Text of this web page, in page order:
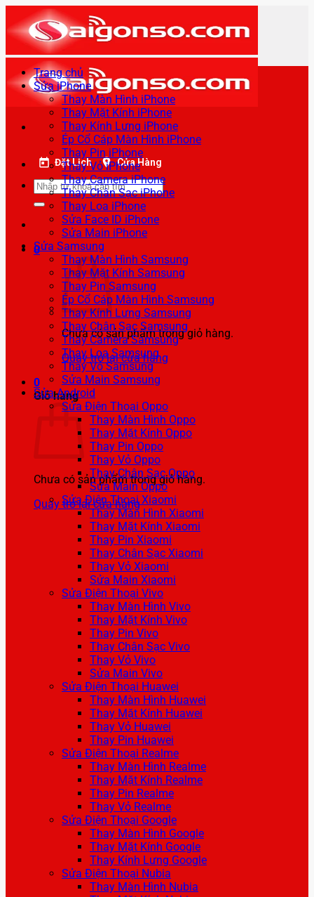
qua
nội
dung
Đặt Lịch Cửa Hàng
Tìm
kiếm:
0
Chưa có sản phẩm trong giỏ hàng.
Quay trở lại cửa hàng
0
Giỏ hàng
Chưa có sản phẩm trong giỏ hàng.
Quay trở lại cửa hàng
Trang chủ
Sửa iPhone
Thay Màn Hình iPhone
Thay Mặt Kính iPhone
Thay Kính Lưng iPhone
Ép Cổ Cáp Màn Hình iPhone
Thay Pin iPhone
Thay Vỏ iPhone
Thay Camera iPhone
Thay Chân Sạc iPhone
Thay Loa iPhone
Sửa Face ID iPhone
Sửa Main iPhone
Sửa Samsung
Thay Màn Hình Samsung
Thay Mặt Kính Samsung
Thay Pin Samsung
Ép Cổ Cáp Màn Hình Samsung
Thay Kính Lưng Samsung
Thay Chân Sạc Samsung
Thay Camera Samsung
Thay Loa Samsung
Thay Vỏ Samsung
Sửa Main Samsung
Sửa Android
Sửa Điện Thoại Oppo
Thay Màn Hình Oppo
Thay Mặt Kính Oppo
Thay Pin Oppo
Thay Vỏ Oppo
Thay Chân Sạc Oppo
Sửa Main Oppo
Sửa Điện Thoại Xiaomi
Thay Màn Hình Xiaomi
Thay Mặt Kính Xiaomi
Thay Pin Xiaomi
Thay Chân Sạc Xiaomi
Thay Vỏ Xiaomi
Sửa Main Xiaomi
Sửa Điện Thoại Vivo
Thay Màn Hình Vivo
Thay Mặt Kính Vivo
Thay Pin Vivo
Thay Chân Sạc Vivo
Thay Vỏ Vivo
Sửa Main Vivo
Sửa Điện Thoại Huawei
Thay Màn Hình Huawei
Thay Mặt Kính Huawei
Thay Vỏ Huawei
Thay Pin Huawei
Sửa Điện Thoại Realme
Thay Màn Hình Realme
Thay Mặt Kính Realme
Thay Pin Realme
Thay Vỏ Realme
Sửa Điện Thoại Google
Thay Màn Hình Google
Thay Mặt Kính Google
Thay Kính Lưng Google
Sửa Điện Thoại Nubia
Thay Màn Hình Nubia